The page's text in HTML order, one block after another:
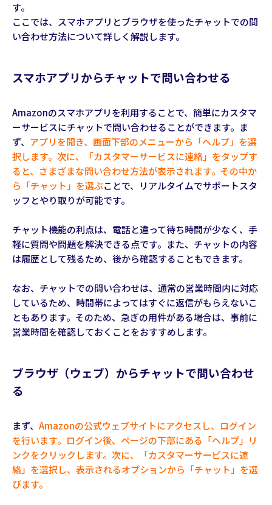
す。
ここでは、スマホアプリとブラウザを使ったチャットでの問
い合わせ方法について詳しく解説します。
スマホアプリからチャットで問い合わせる
Amazonのスマホアプリを利用することで、簡単にカスタマ
ーサービスにチャットで問い合わせることができます。ま
ず、 アプリを開き、画面下部のメニューから「ヘルプ」を選
択します。次に、「カスタマーサービスに連絡」をタップす
ると、さまざまな問い合わせ方法が表示されます。その中か
ら「チャット」を選ぶことで、リアルタイムでサポートスタ
ッフとやり取りが可能です。
チャット機能の利点は、電話と違って待ち時間が少なく、手
軽に質問や問題を解決できる点です。また、チャットの内容
は履歴として残るため、後から確認することもできます。
なお、チャットでの問い合わせは、通常の営業時間内に対応
しているため、時間帯によってはすぐに返信がもらえないこ
ともあります。そのため、急ぎの用件がある場合は、事前に
営業時間を確認しておくことをおすすめします。
ブラウザ（ウェブ）からチャットで問い合わせ
る
まず、 Amazonの公式ウェブサイトにアクセスし、ログイン
を行います。ログイン後、ページの下部にある「ヘルプ」リ
ンクをクリックします。次に、「カスタマーサービスに連
絡」を選択し、表示されるオプションから「チャット」を選
びます。